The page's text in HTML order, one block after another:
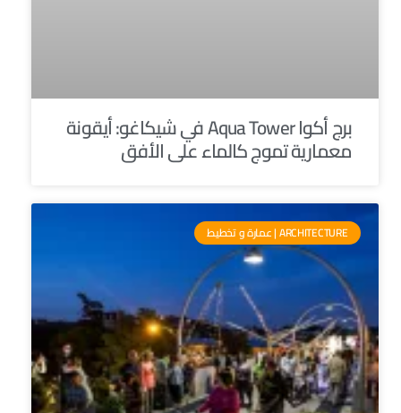
برج أكوا Aqua Tower في شيكاغو: أيقونة
معمارية تموج كالماء على الأفق
ARCHITECTURE | عمارة و تخطيط